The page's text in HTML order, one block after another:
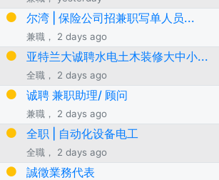
尔湾 | 保险公司招兼职写单人员...
兼職， 2 days ago
亚特兰大诚聘水电土木装修大中小...
全職， 2 days ago
诚聘 兼职助理/ 顾问
兼職， 2 days ago
全职 | 自动化设备电工
全職， 2 days ago
誠徵業務代表